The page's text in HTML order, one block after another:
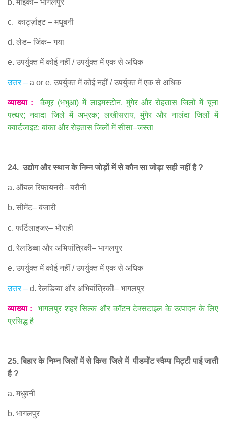
b. माइका– भागलपुर
c. कार्ट्ज़ाइट– मधुबनी
d. लेड– जिंक– गया
e. उपर्युक्त में कोई नहीं /उपर्युक्त में एक से अधिक
उत्तर– a or e. उपर्युक्त में कोई नहीं /उपर्युक्त में एक से अधिक
व्याख्या: कैमूर (भभुआ)में लाइमस्टोन,मुंगेर और रोहतास जिलों में चूना
पत्थर;नवादा जिले में अभ्रक;लखीसराय,मुंगेर और नालंदा जिलों में
क्वार्टजाइट;बांका और रोहतास जिलों में सीसा–जस्ता
24.उद्योग और स्थान के निम्न जोड़ों में से कौन सा जोड़ा सही नहीं है?
a. ऑयल रिफायनरी– बरौनी
b. सीमेंट– बंजारी
c. फर्टिलाइजर– भौराही
d. रेलडिब्बा और अभियांत्रिकी– भागलपुर
e. उपर्युक्त में कोई नहीं /उपर्युक्त में एक से अधिक
उत्तर– d. रेलडिब्बा और अभियांत्रिकी– भागलपुर
व्याख्या:
भागलपुर शहर सिल्क और कॉटन टेक्सटाइल के उत्पादन के लिए
प्रसिद्ध है
25.बिहार के निम्न जिलों में से किस जिले में पीडमोंट स्वैम्प मिट्टी पाई जाती
है?
a. मधुबनी
b. भागलपुर